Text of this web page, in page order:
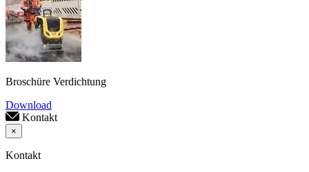
Broschüre Verdichtung
Download
Kontakt
×
Kontakt